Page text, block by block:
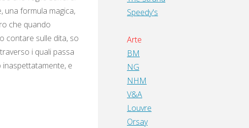
una formula magica,
che quando
contare sulle dita, so
i quali passa
e
Speedy's
Arte
BM
NG
NHM
V&A
Louvre
Orsay